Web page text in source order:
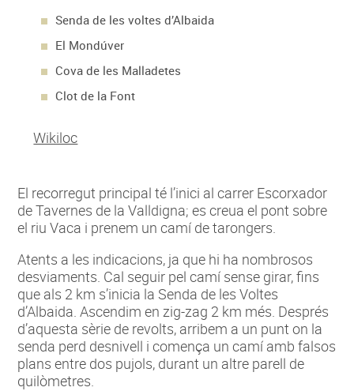
Senda de les voltes d’Albaida
El Mondúver
Cova de les Malladetes
Clot de la Font
Wikiloc
El recorregut principal té l’inici al carrer Escorxador
de Tavernes de la Valldigna; es creua el pont sobre
el riu Vaca i prenem un camí de tarongers.
Atents a les indicacions, ja que hi ha nombrosos
desviaments. Cal seguir pel camí sense girar, fins
que als 2 km s’inicia la Senda de les Voltes
d’Albaida. Ascendim en zig-zag 2 km més. Després
d’aquesta sèrie de revolts, arribem a un punt on la
senda perd desnivell i comença un camí amb falsos
plans entre dos pujols, durant un altre parell de
quilòmetres.